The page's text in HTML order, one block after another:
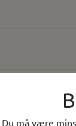
Du må være